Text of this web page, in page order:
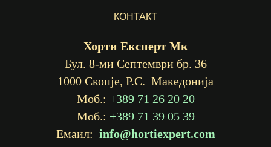
КОНТАКТ
Хорти Експерт Мк
Бул. 8-ми Септември бр. 36
1000 Скопје, Р.С. Македонија
Моб.: +389 71 26 20 20
Моб.: +389 71 39 05 39
Емаил: info@hortiexpert.com